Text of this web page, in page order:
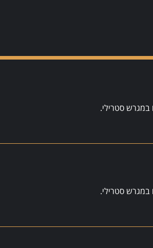
סטרילי.
סטרילי.